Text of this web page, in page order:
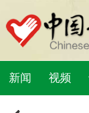
新闻 视频